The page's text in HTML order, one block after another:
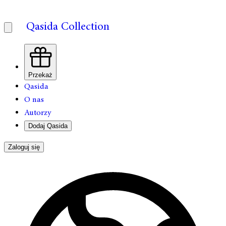
Qasida Collection
Przekaż
Qasida
O nas
Autorzy
Dodaj Qasida
Zaloguj się